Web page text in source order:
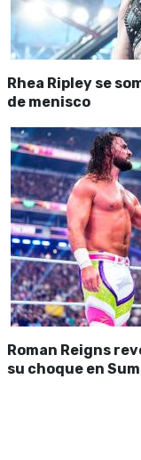
Rhea Ripley se
de menisco
Roman Reigns
su choque en